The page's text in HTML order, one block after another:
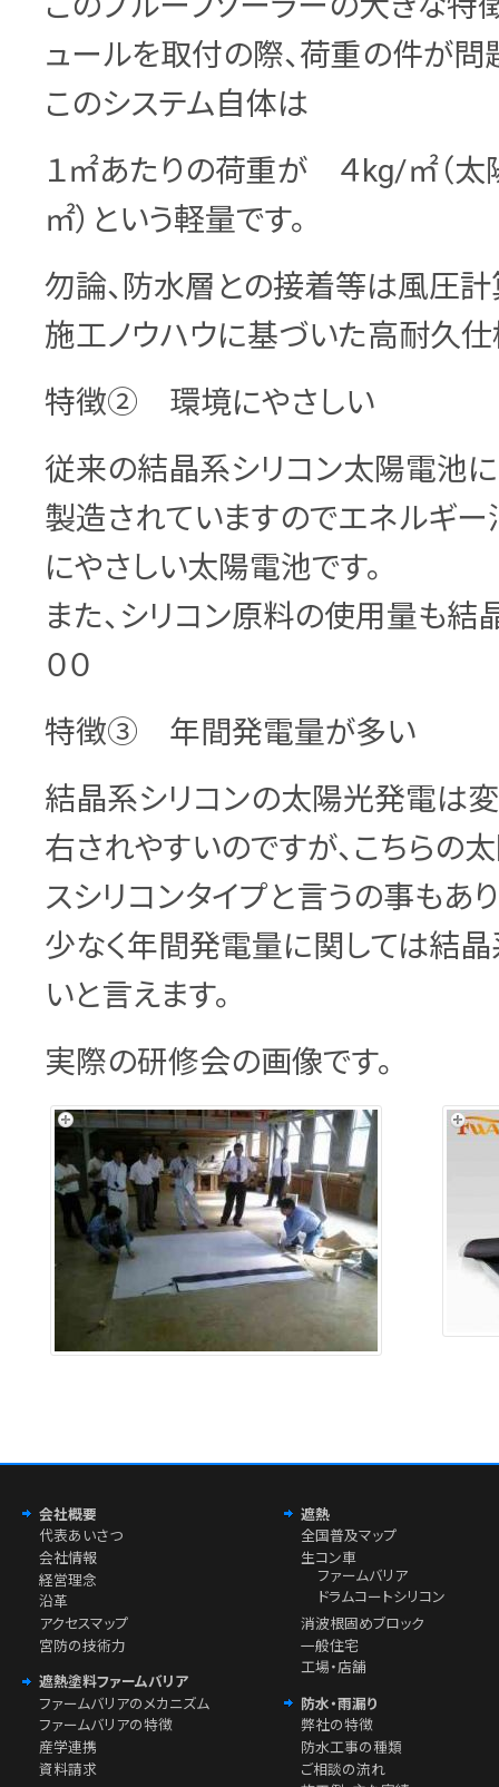
ュールを取付の際、荷重の件が問
このシステム自体は
１㎡あたりの荷重が ４kg/㎡（
㎡）という軽量です。
勿論、防水層との接着等は風圧計
施工ノウハウに基づいた高耐久仕
特徴② 環境にやさしい
従来の結晶系シリコン太陽電池
製造されていますのでエネルギ
にやさしい太陽電池です。
また、シリコン原料の使用量も結
００
特徴③ 年間発電量が多い
結晶系シリコンの太陽光発電は
右されやすいのですが、こちらの
スシリコンタイプと言うの事もあ
少なく年間発電量に関しては結
いと言えます。
実際の研修会の画像です。
会社概要
代表あいさつ
会社情報
経営理念
沿革
アクセスマップ
宮防の技術力
遮熱塗料ファームバリア
ファームバリアのメカニズム
ファームバリアの特徴
産学連携
資料請求
遮熱
全国普及マップ
生コン車
ファームバリア
ドラムコートシリコン
消波根固めブロック
一般住宅
工場・店舗
防水・雨漏り
弊社の特徴
防水工事の種類
ご相談の流れ